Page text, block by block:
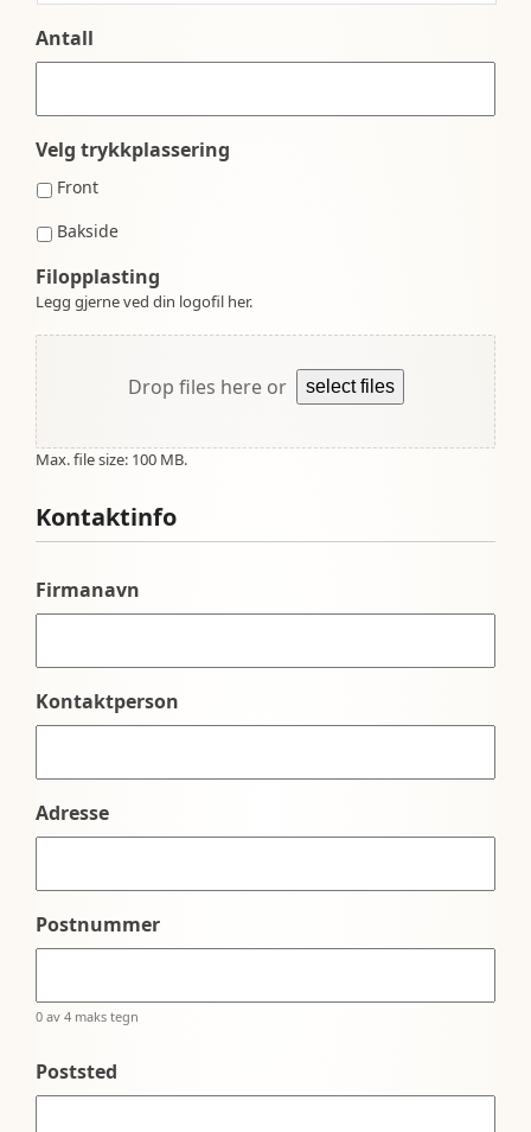
Antall
Velg trykkplassering
Front
Bakside
Filopplasting
Legg gjerne ved din logofil her.
Drop files here or select files
Max. file size: 100 MB.
Kontaktinfo
Firmanavn
Kontaktperson
Adresse
Postnummer
0 av 4 maks tegn
Poststed